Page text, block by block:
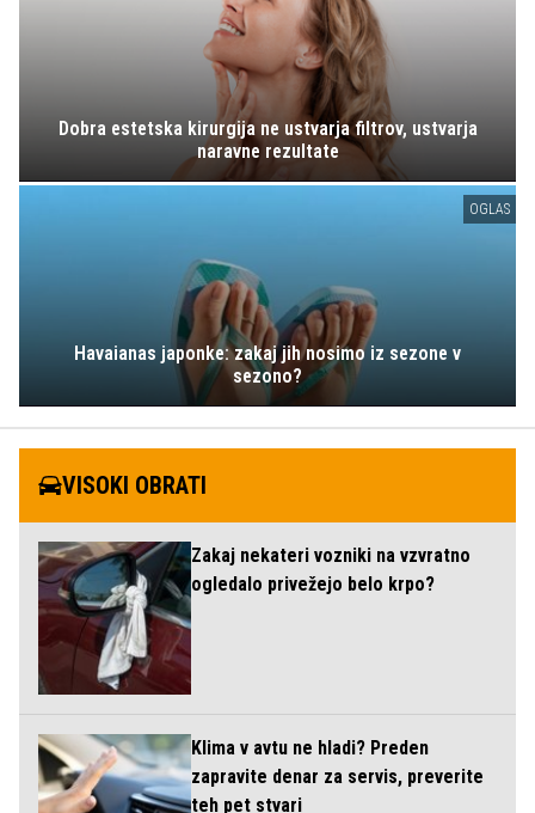
Dobra estetska kirurgija ne ustvarja filtrov, ustvarja
naravne rezultate
OGLAS
Havaianas japonke: zakaj jih nosimo iz sezone v
sezono?
VISOKI OBRATI
Zakaj nekateri vozniki na vzvratno
ogledalo privežejo belo krpo?
Klima v avtu ne hladi? Preden
zapravite denar za servis, preverite
teh pet stvari